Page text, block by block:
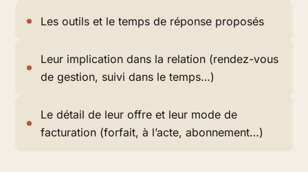
Les outils et le temps de réponse proposés
Leur implication dans la relation (rendez-vous
de gestion, suivi dans le temps…)
Le détail de leur offre et leur mode de
facturation (forfait, à l’acte, abonnement…)